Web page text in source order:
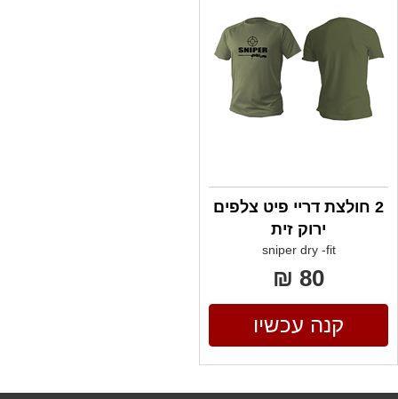
2 חולצת דריי פיט צלפים
ירוק זית
sniper dry -fit
80 ₪
קנה עכשיו